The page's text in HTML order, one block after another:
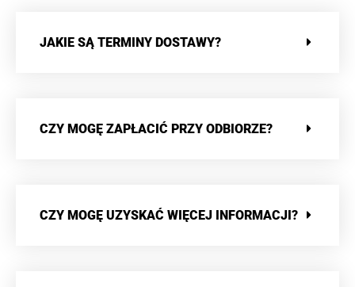
JAKIE SĄ TERMINY DOSTAWY?
CZY MOGĘ ZAPŁACIĆ PRZY ODBIORZE?
CZY MOGĘ UZYSKAĆ WIĘCEJ INFORMACJI?